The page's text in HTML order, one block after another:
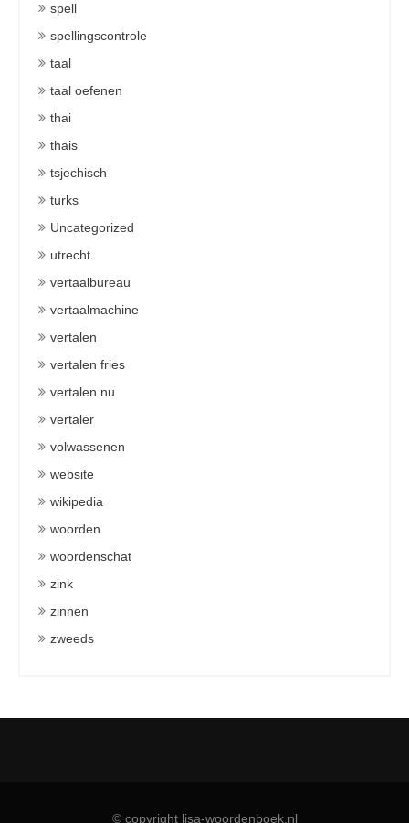
spell
spellingscontrole
taal
taal oefenen
thai
thais
tsjechisch
turks
Uncategorized
utrecht
vertaalbureau
vertaalmachine
vertalen
vertalen fries
vertalen nu
vertaler
volwassenen
website
wikipedia
woorden
woordenschat
zink
zinnen
zweeds
© copyright lisa-woordenboek.nl